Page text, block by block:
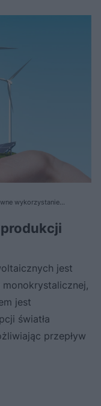
wykorzystanie
jest
jest
światła
przepływ